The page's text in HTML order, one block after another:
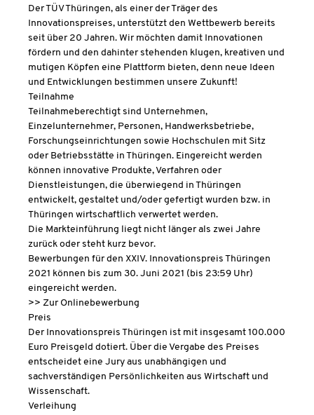
Der TÜV Thüringen, als einer der Träger des
Innovationspreises, unterstützt den Wettbewerb bereits
seit über 20 Jahren. Wir möchten damit Innovationen
fördern und den dahinter stehenden klugen, kreativen und
mutigen Köpfen eine Plattform bieten, denn neue Ideen
und Entwicklungen bestimmen unsere Zukunft!
Teilnahme
Teilnahmeberechtigt sind Unternehmen,
Einzelunternehmer, Personen, Handwerksbetriebe,
Forschungseinrichtungen sowie Hochschulen mit Sitz
oder Betriebsstätte in Thüringen. Eingereicht werden
können innovative Produkte, Verfahren oder
Dienstleistungen, die überwiegend in Thüringen
entwickelt, gestaltet und/oder gefertigt wurden bzw. in
Thüringen wirtschaftlich verwertet werden.
Die Markteinführung liegt nicht länger als zwei Jahre
zurück oder steht kurz bevor.
Bewerbungen für den XXIV. Innovationspreis Thüringen
2021 können bis zum 30. Juni 2021 (bis 23:59 Uhr)
eingereicht werden.
>> Zur Onlinebewerbung
Preis
Der Innovationspreis Thüringen ist mit insgesamt 100.000
Euro Preisgeld dotiert. Über die Vergabe des Preises
entscheidet eine Jury aus unabhängigen und
sachverständigen Persönlichkeiten aus Wirtschaft und
Wissenschaft.
Verleihung